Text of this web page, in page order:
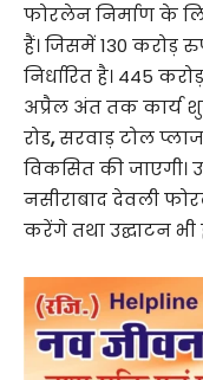
फोरलेन निर्माण के
हैं। जिसमें 130 करोड़
निर्धारित है। 445
अप्रैल अंत तक कार्य
रोड,सरवाड़ टोल
विकसित की जाएगी।
नसीराबाद देवली
करेंगे तथा उद्घाटन